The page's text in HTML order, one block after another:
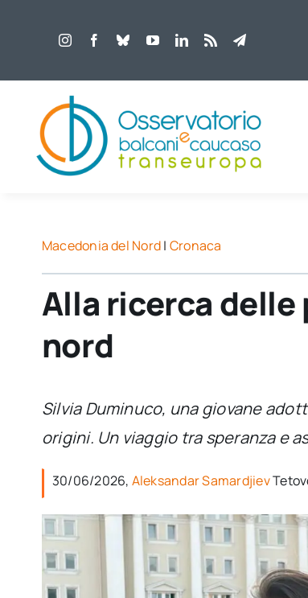
Macedonia del Nord| Cronaca
Alla ricerca
nord
Silvia Duminuco, una giovane
origini. Un viaggio tra speranza e
30/06/2026, Aleksandar Samardjiev